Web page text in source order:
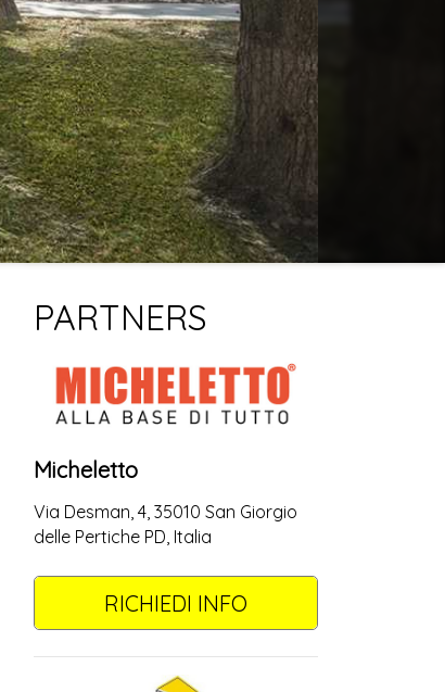
PARTNERS
Micheletto
Via Desman, 4, 35010 San Giorgio
delle Pertiche PD, Italia
RICHIEDI INFO